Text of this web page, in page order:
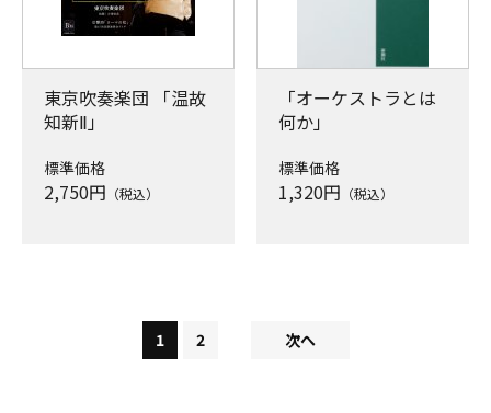
東京吹奏楽団 「温故
知新Ⅱ」
標準価格
2,750円 （税込）
「オーケストラとは
何か」
標準価格
1,320円 （税込）
1 2 次へ